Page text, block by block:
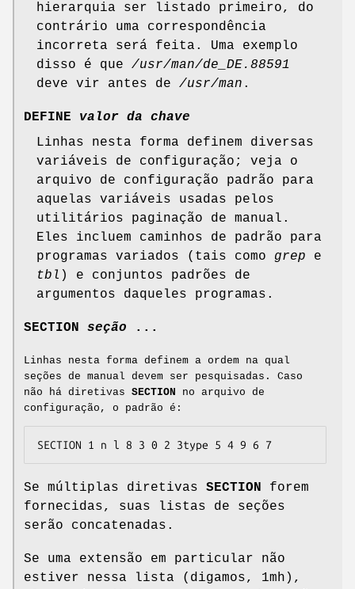
hierarquia ser listado primeiro, do
contrário uma correspondência
incorreta será feita. Uma exemplo
disso é que /usr/man/de_DE.88591
deve vir antes de /usr/man .
DEFINE valor da chave
Linhas nesta forma definem diversas
variáveis de configuração; veja o
arquivo de configuração padrão para
aquelas variáveis usadas pelos
utilitários paginação de manual.
Eles incluem caminhos de padrão para
programas variados (tais como grep e
tbl ) e conjuntos padrões de
argumentos daqueles programas.
SECTION seção ...
Linhas nesta forma definem a ordem na qual
seções de manual devem ser pesquisadas. Caso
não há diretivas SECTION no arquivo de
configuração, o padrão é:
SECTION 1 n l 8 3 0 2 3type 5 4 9 6 7
Se múltiplas diretivas SECTION forem
fornecidas, suas listas de seções
serão concatenadas.
Se uma extensão em particular não
estiver nessa lista (digamos, 1mh),